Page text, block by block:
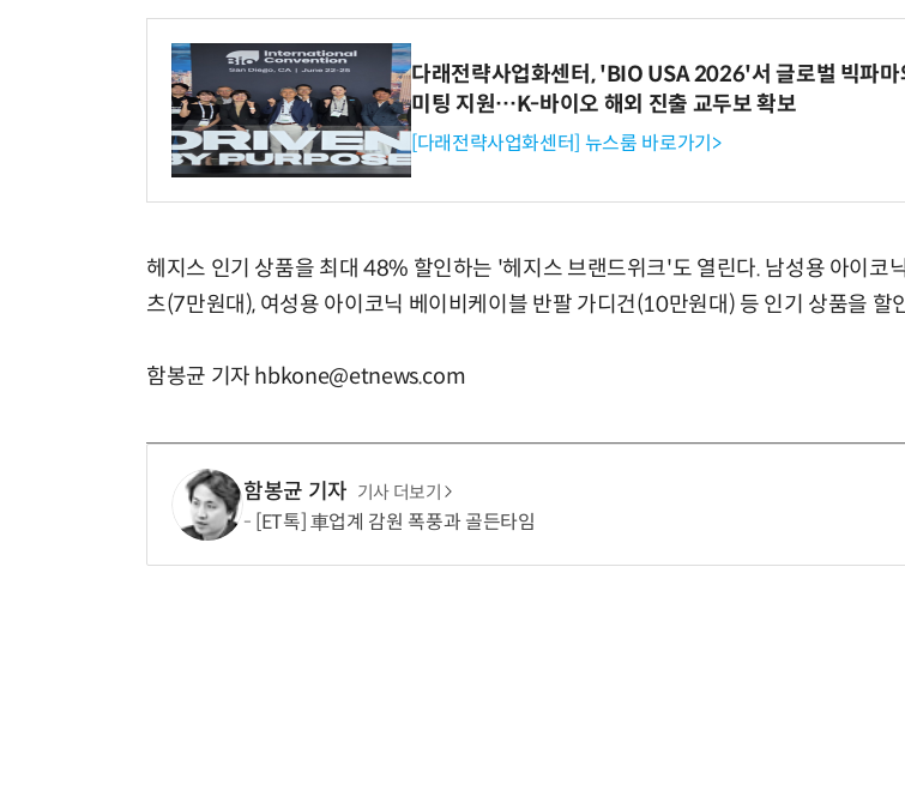
다래전략사업화센터, 'BIO USA 2026'서 글로벌 빅파마
미팅 지원…K-바이오 해외 진출 교두보 확보
[다래전략사업화센터] 뉴스룸 바로가기>
헤지스 인기 상품을 최대 48% 할인하는 '헤지스 브랜드위크'도 열린다. 남성용 아이코
츠(7만원대), 여성용 아이코닉 베이비케이블 반팔 가디건(10만원대) 등 인기 상품을 할
함봉균 기자 hbkone@etnews.com
함봉균 기자 기사 더보기
[ET톡] 車업계 감원 폭풍과 골든타임